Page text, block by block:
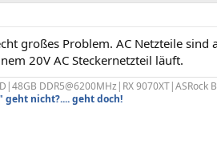
großes Problem. AC Netzteile sind
20V AC Steckernetzteil läuft.
DDR5@6200MHz|RX 9070XT|ASRock
geht nicht?.... geht doch!